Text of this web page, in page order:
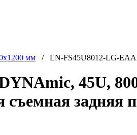
мм / LN-FS45U8012-LG-
45U,
съемная задняя